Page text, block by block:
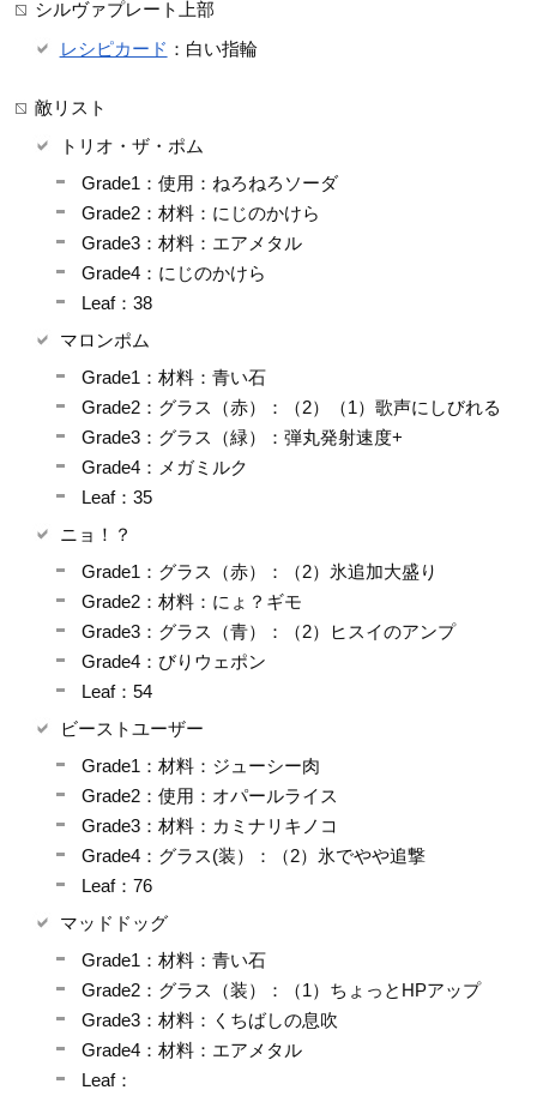
シルヴァプレート上部
レシピカード ：白い指輪
敵リスト
トリオ・ザ・ポム
Grade1：使用：ねろねろソーダ
Grade2：材料：にじのかけら
Grade3：材料：エアメタル
Grade4：にじのかけら
Leaf：38
マロンポム
Grade1：材料：青い石
Grade2：グラス（赤）：（2）（1）歌声にしびれる
Grade3：グラス（緑）：弾丸発射速度+
Grade4：メガミルク
Leaf：35
ニョ！？
Grade1：グラス（赤）：（2）氷追加大盛り
Grade2：材料：にょ？ギモ
Grade3：グラス（青）：（2）ヒスイのアンプ
Grade4：びりウェポン
Leaf：54
ビーストユーザー
Grade1：材料：ジューシー肉
Grade2：使用：オパールライス
Grade3：材料：カミナリキノコ
Grade4：グラス(装）：（2）氷でやや追撃
Leaf：76
マッドドッグ
Grade1：材料：青い石
Grade2：グラス（装）：（1）ちょっとHPアップ
Grade3：材料：くちばしの息吹
Grade4：材料：エアメタル
Leaf：